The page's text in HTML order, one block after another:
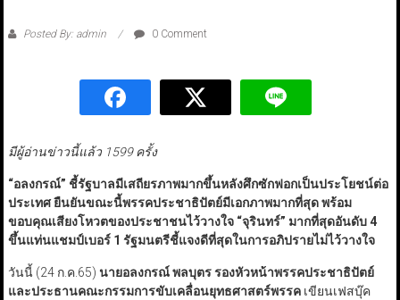
Posted By: admin 0 Comment
มีผู้อ่านข่าวนี้แล้ว 1599 ครั้ง
“อลงกรณ์” ชี้รัฐบาลมีเสถียรภาพมากขึ้นหลังศึกซักฟอกเป็นประโยชน์ต่อ
ประเทศ ยืนยันขณะนี้พรรคประชาธิปัตย์มีเอกภาพมากที่สุด พร้อม
ขอบคุณเสียงโหวตของประชาชนไว้วางใจ “จุรินทร์” มากที่สุดอันดับ 4
ขึ้นแท่นแชมป์เบอร์ 1 รัฐมนตรีชี้แจงดีที่สุดในการอภิปรายไม่ไว้วางใจ
วันนี้ (24 ก.ค.65) นายอลงกรณ์ พลบุตร รองหัวหน้าพรรคประชาธิปัตย์
และประธานคณะกรรมการขับเคลื่อนยุทธศาสตร์พรรค เขียนเฟสบุ๊ค